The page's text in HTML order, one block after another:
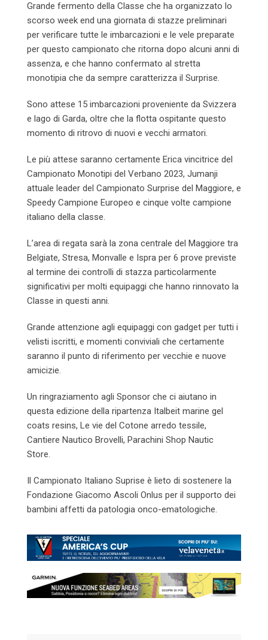
Grande fermento della Classe che ha organizzato lo
scorso week end una giornata di stazze preliminari
per verificare tutte le imbarcazioni e le vele preparate
per questo campionato che ritorna dopo alcuni anni di
assenza, e che hanno confermato al stretta
monotipia che da sempre caratterizza il Surprise.
Sono attese 15 imbarcazioni proveniente da Svizzera
e lago di Garda, oltre che la flotta ospitante questo
momento di ritrovo di nuovi e vecchi armatori.
Le più attese saranno certamente Erica vincitrice del
Campionato Monotipi del Verbano 2023, Jumanji
attuale leader del Campionato Surprise del Maggiore, e
Speedy Campione Europeo e cinque volte campione
italiano della classe.
L’area di regata sarà la zona centrale del Maggiore tra
Belgiate, Stresa, Monvalle e Ispra per 6 prove previste
al termine dei controlli di stazza particolarmente
significativi per molti equipaggi che hanno rinnovato la
Classe in questi anni.
Grande attenzione agli equipaggi con gadget per tutti i
velisti iscritti, e momenti conviviali che certamente
saranno il punto di riferimento per vecchie e nuove
amicizie.
Un ringraziamento agli Sponsor che ci aiutano in
questa edizione della ripartenza Italbeit marine gel
coats resins, Le vie del Cotone arredo tessile,
Cantiere Nautico Brovelli, Parachini Shop Nautic
Store.
Il Campionato Italiano Suprise è lieto di sostenere la
Fondazione Giacomo Ascoli Onlus per il supporto dei
bambini affetti da patologia onco-ematologiche.